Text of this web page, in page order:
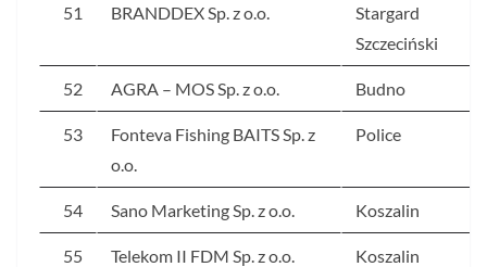
51 BRANDDEX Sp. z o.o.
Stargard
Szczeciński
52 AGRA – MOS Sp. z o.o. Budno
53
Fonteva Fishing BAITS Sp. z
o.o.
Police
54 Sano Marketing Sp. z o.o. Koszalin
55
Telekom II FDM Sp. z o.o.
Koszalin